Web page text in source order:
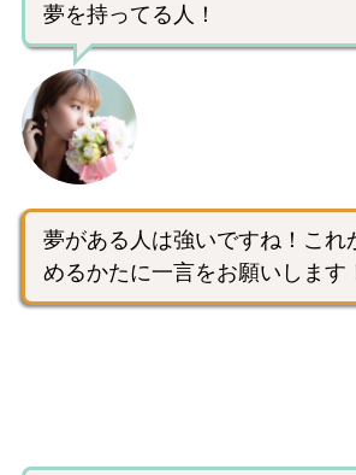
夢を持ってる人！
夢がある人は強いですね！これ
めるかたに一言をお願いします